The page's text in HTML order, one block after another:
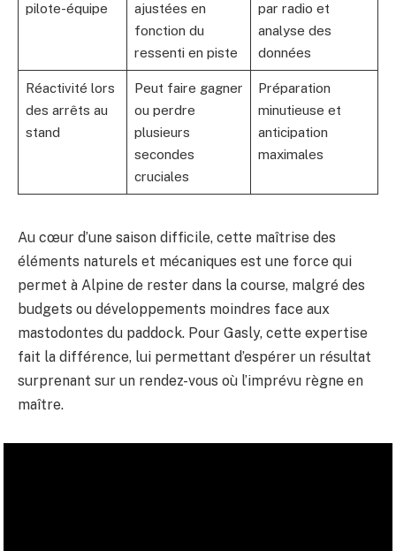
pilote-équipe
ajustées en
fonction du
ressenti en piste
par radio et
analyse des
données
Réactivité lors
des arrêts au
stand
Peut faire gagner
ou perdre
plusieurs
secondes
cruciales
Préparation
minutieuse et
anticipation
maximales
Au cœur d’une saison difficile, cette maîtrise des
éléments naturels et mécaniques est une force qui
permet à Alpine de rester dans la course, malgré des
budgets ou développements moindres face aux
mastodontes du paddock. Pour Gasly, cette expertise
fait la différence, lui permettant d’espérer un résultat
surprenant sur un rendez-vous où l’imprévu règne en
maître.